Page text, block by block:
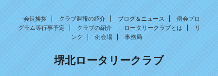
2025年7月8日
新年度の更新をしました。
2025年1月22日
ブログ＆ニュースを更新しました。
2024年12月31日
ブログ＆ニュースを更新しました。
会長挨拶 クラブ週報の紹介 ブログ＆ニュース
例会プロ
グラム等行事予定
クラブの紹介 ロータリークラブとは
リ
ンク
例会場 事務局
堺北ロータリークラブ